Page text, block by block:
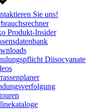
Sie uns!
Produkt-Insider
Diisocyanate